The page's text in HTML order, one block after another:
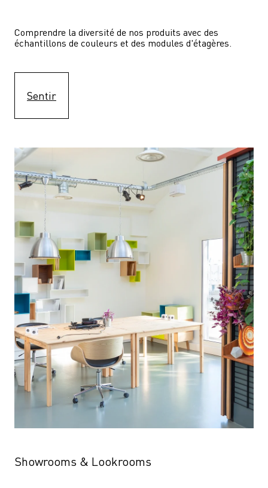
Comprendre la diversité de nos produits avec des
échantillons de couleurs et des modules d'étagères.
Sentir
Showrooms & Lookrooms